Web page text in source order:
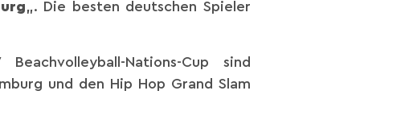
„. Die besten deutschen Spieler
Nations-Cup sind
und den Hip Hop Grand Slam